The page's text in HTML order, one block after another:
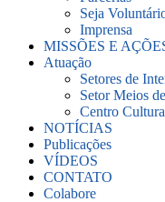
Seja
Imprensa
MISSÕES E
Atuação
Setores de
Setor Meios
Centro
NOTÍCIAS
Publicações
VÍDEOS
CONTATO
Colabore